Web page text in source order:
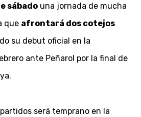
sábado una jornada de mucha
que afrontará dos cotejos
su debut oficial en la
ante Peñarol por la final de
será temprano en la